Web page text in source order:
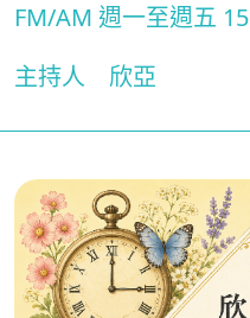
FM/AM 週一至週五
主持人
欣亞